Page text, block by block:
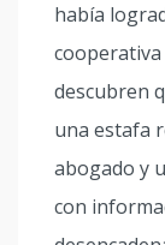
había
descubren
una estafa
abogado y
con